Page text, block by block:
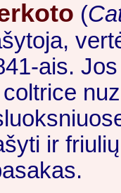
(
ais.
coltrice
ir